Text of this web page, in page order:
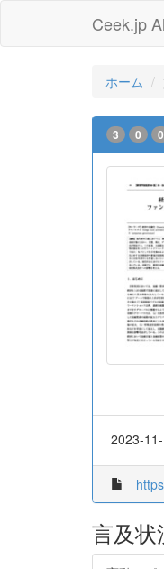
Ceek.jp
ホーム
3 0 0
2023-
言及状